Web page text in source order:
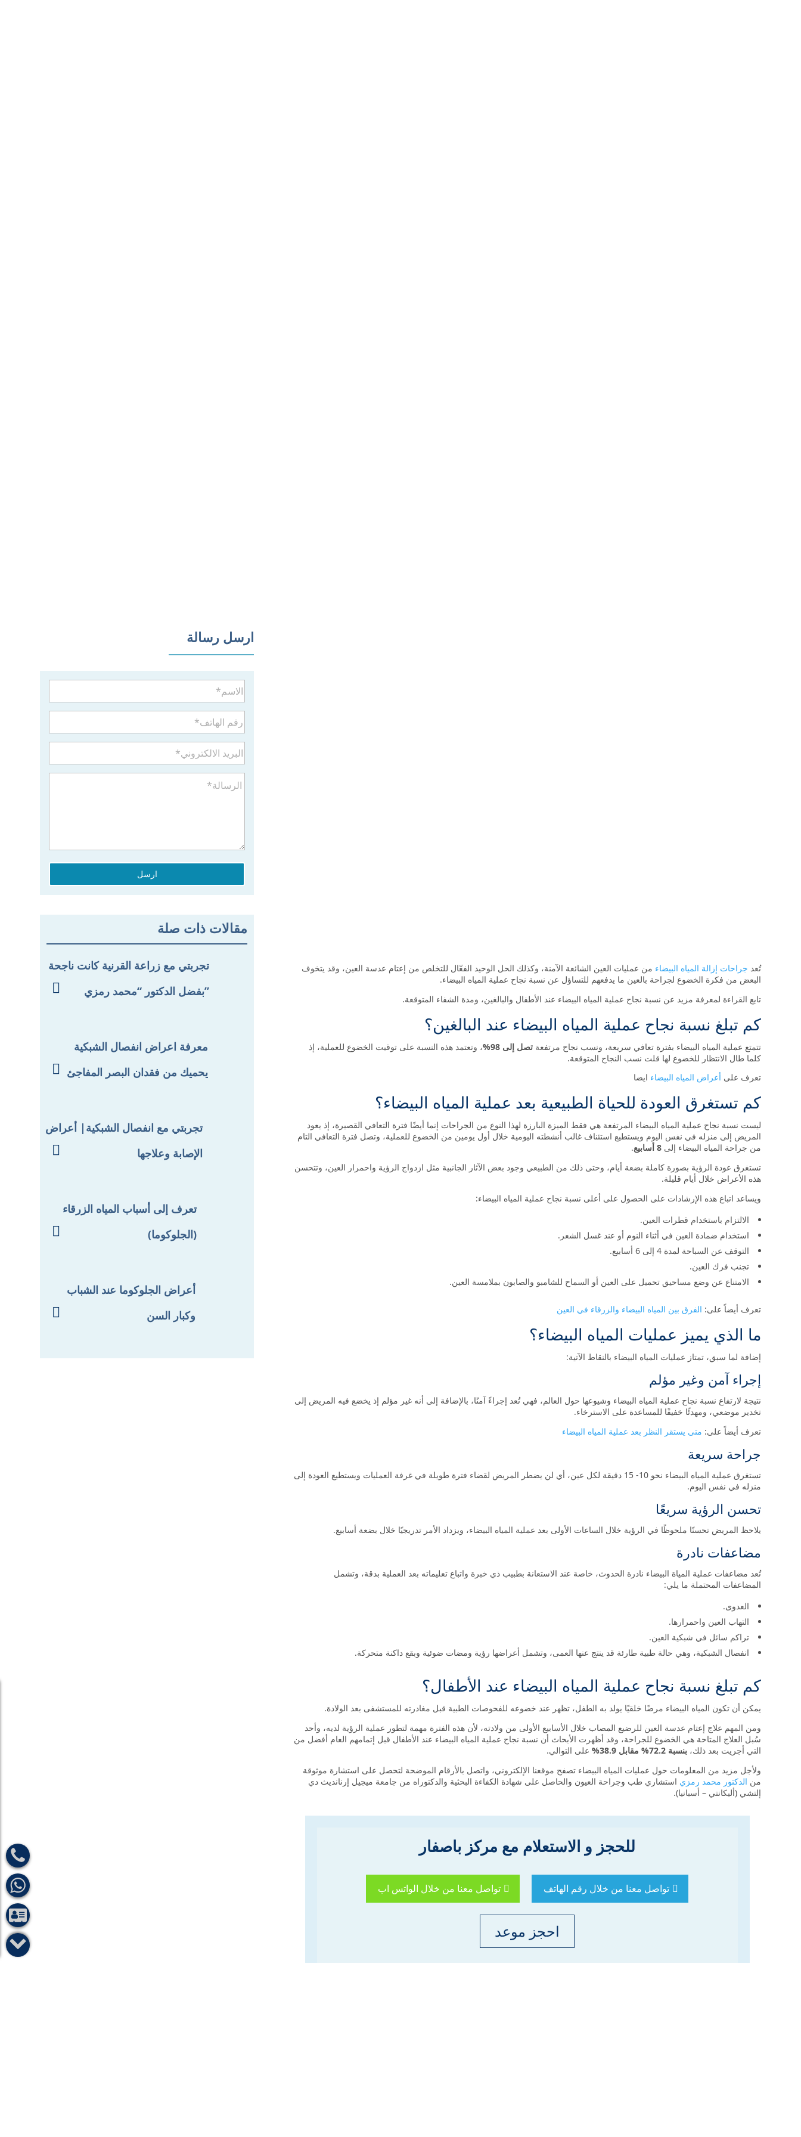
ارسل رسالة
ارسل
مقالات ذات صلة
تجربتي مع زراعة القرنية كانت ناجحة
بفضل الدكتور “محمد رمزي”

معرفة اعراض انفصال الشبكية
يحميك من فقدان البصر المفاجئ 
تجربتي مع انفصال الشبكية| أعراض
الإصابة وعلاجها

تعرف إلى أسباب المياه الزرقاء
(الجلوكوما)

أعراض الجلوكوما عند الشباب
وكبار السن

تُعد جراحات إزالة المياه البيضاء من عمليات العين الشائعة الآمنة، وكذلك الحل الوحيد الفعّال للتخلص من إعتام عدسة العين، وقد يتخوف
البعض من فكرة الخضوع لجراحة بالعين ما يدفعهم للتساؤل عن نسبة نجاح عملية المياه البيضاء.
تابع القراءة لمعرفة مزيد عن نسبة نجاح عملية المياه البيضاء عند الأطفال والبالغين، ومدة الشفاء المتوقعة.
كم تبلغ نسبة نجاح عملية المياه البيضاء عند البالغين؟
تتمتع عملية المياه البيضاء بفترة تعافي سريعة، ونسب نجاح مرتفعةتصل إلى 98%
، وتعتمد هذه النسبة على توقيت الخضوع للعملية، إذ
كلما طال الانتظار للخضوع لها قلت نسب النجاح المتوقعة.
تعرف على أعراض المياه البيضاء ايضا
كم تستغرق العودة للحياة الطبيعية بعد عملية المياه البيضاء؟
ليست نسبة نجاح عملية المياه البيضاء المرتفعة هي فقط الميزة البارزة لهذا النوع من الجراحات إنما أيضًا فترة التعافي القصيرة، إذ يعود
المريض إلى منزله في نفس اليوم ويستطيع استئناف غالب أنشطته اليومية خلال أول يومين من الخضوع للعملية، وتصل فترة التعافي التام
من جراحة المياه البيضاء إلى 8 أسابيع
.
تستغرق عودة الرؤية بصورة كاملة بضعة أيام، وحتى ذلك من الطبيعي وجود بعض الآثار الجانبية مثل ازدواج الرؤية واحمرار العين، وتتحسن
هذه الأعراض خلال أيام قليلة.
ويساعد اتباع هذه الإرشادات على الحصول على أعلى نسبة نجاح عملية المياه البيضاء:
الالتزام باستخدام قطرات العين.
استخدام ضمادة العين في أثناء النوم أو عند غسل الشعر.
التوقف عن السباحة لمدة 4 إلى 6 أسابيع.
تجنب فرك العين.
الامتناع عن وضع مساحيق تحميل على العين أو السماح للشامبو والصابون بملامسة العين.
تعرف أيضاً على: الفرق بين المياه البيضاء والزرقاء في العين
ما الذي يميز عمليات المياه البيضاء؟
إضافة لما سبق، تمتاز عمليات المياه البيضاء بالنقاط الآتية:
إجراء آمن وغير مؤلم
نتيجة لارتفاع نسبة نجاح عملية المياه البيضاء وشيوعها حول العالم، فهي تُعد إجراءً آمنًا، بالإضافة إلى أنه غير مؤلم إذ يخضع فيه المريض إلى
تخدير موضعي، ومهدئًا خفيفًا للمساعدة على الاسترخاء.
تعرف أيضاً على: متى يستقر النظر بعد عملية المياه البيضاء
جراحة سريعة
تستغرق عملية المياه البيضاء نحو 10- 15 دقيقة لكل عين، أي لن يضطر المريض لقضاء فترة طويلة في غرفة العمليات ويستطيع العودة إلى
منزله في نفس اليوم.
تحسن الرؤية سريعًا
يلاحظ المريض تحسنًا ملحوظًا في الرؤية خلال الساعات الأولى بعد عملية المياه البيضاء، ويزداد الأمر تدريجيًا خلال بضعة أسابيع.
مضاعفات نادرة
تُعد مضاعفات عملية المياة البيضاء نادرة الحدوث، خاصة عند الاستعانة بطبيب ذي خبرة واتباع تعليماته بعد العملية بدقة، وتشمل
المضاعفات المحتملة ما يلي:
العدوى.
التهاب العين واحمرارها.
تراكم سائل في شبكية العين.
انفصال الشبكية، وهي حالة طبية طارئة قد ينتج عنها العمى، وتشمل أعراضها رؤية ومضات ضوئية وبقع داكنة متحركة.
كم تبلغ نسبة نجاح عملية المياه البيضاء عند الأطفال؟
يمكن أن تكون المياه البيضاء مرضًا خلقيًا يولد به الطفل، تظهر عند خضوعه للفحوصات الطبية قبل مغادرته للمستشفى بعد الولادة.
ومن المهم علاج إعتام عدسة العين للرضيع المصاب خلال الأسابيع الأولى من ولادته، لأن هذه الفترة مهمة لتطور عملية الرؤية لديه، وأحد
سُبل العلاج المتاحة هي الخضوع للجراحة، وقد أظهرت الأبحاث أن نسبة نجاح عملية المياه البيضاء عند الأطفال قبل إتمامهم العام أفضل من
التي أجريت بعد ذلك،بنسبة 72.2% مقابل 38.9%
على التوالي.
ولأجل مزيد من المعلومات حول عمليات المياه البيضاء تصفح موقعنا الإلكتروني، واتصل بالأرقام الموضحة لتحصل على استشارة موثوقة
من الدكتور محمد رمزي استشاري طب وجراحة العيون والحاصل على شهادة الكفاءة البحثية والدكتوراه من جامعة ميجيل إرنانديث دي
إلتشي (أليكانتي – أسبانيا).
للحجز و الاستعلام مع مركز باصفار
تواصل معنا من خلال الواتس اب تواصل معنا من خلال رقم الهاتف
احجز موعد